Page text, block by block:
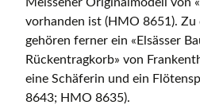
vorhanden ist (HMO 8651). Zu
gehören ferner ein «Elsässer
Rückentragkorb» von
eine Schäferin und ein
8643; HMO 8635).